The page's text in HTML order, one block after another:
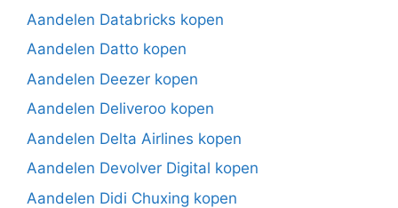
Aandelen Databricks kopen
Aandelen Datto kopen
Aandelen Deezer kopen
Aandelen Deliveroo kopen
Aandelen Delta Airlines kopen
Aandelen Devolver Digital kopen
Aandelen Didi Chuxing kopen